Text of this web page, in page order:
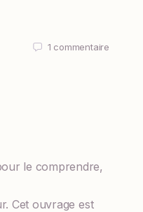
1 commentaire
le comprendre,
Cet ouvrage est